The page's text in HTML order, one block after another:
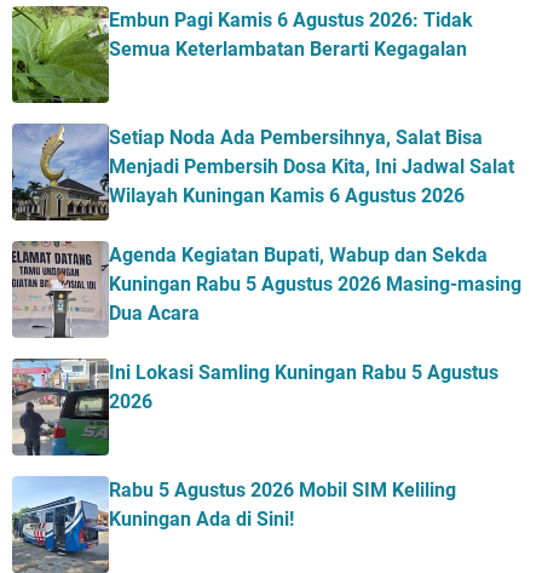
Embun Pagi Kamis 6 Agustus 2026: Tidak
Semua Keterlambatan Berarti Kegagalan
Setiap Noda Ada Pembersihnya, Salat Bisa
Menjadi Pembersih Dosa Kita, Ini Jadwal Salat
Wilayah Kuningan Kamis 6 Agustus 2026
Agenda Kegiatan Bupati, Wabup dan Sekda
Kuningan Rabu 5 Agustus 2026 Masing-masing
Dua Acara
Ini Lokasi Samling Kuningan Rabu 5 Agustus
2026
Rabu 5 Agustus 2026 Mobil SIM Keliling
Kuningan Ada di Sini!